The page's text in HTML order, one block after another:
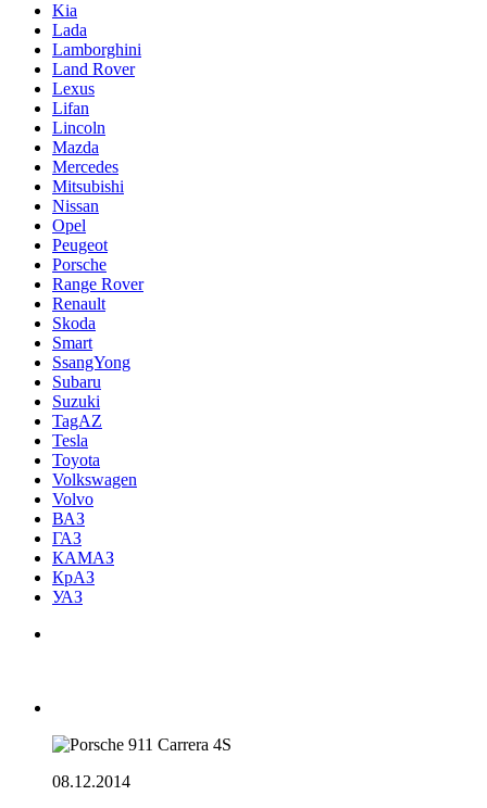
Kia
Lada
Lamborghini
Land Rover
Lexus
Lifan
Lincoln
Mazda
Mercedes
Mitsubishi
Nissan
Opel
Peugeot
Porsche
Range Rover
Renault
Skoda
Smart
SsangYong
Subaru
Suzuki
TagAZ
Tesla
Toyota
Volkswagen
Volvo
ВАЗ
ГАЗ
КАМАЗ
КрАЗ
УАЗ
08.12.2014